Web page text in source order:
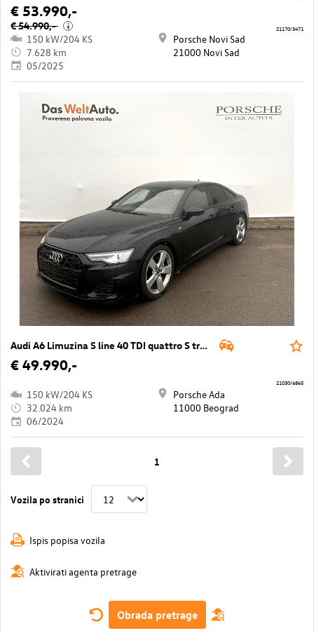
€ 53.990,-
€ 54.990,- i
150 kW/204 KS
7.628 km
05/2025
Porsche Novi Sad
21000 Novi Sad
21170/3471
Audi A6 Limuzina S line 40 TDI quattro S tron
€ 49.990,-
150 kW/204 KS
32.024 km
06/2024
Porsche Ada
11000 Beograd
21030/6865
Vozila po stranici
1
Ispis popisa vozila
Aktivirati agenta pretrage
Obrada pretrage